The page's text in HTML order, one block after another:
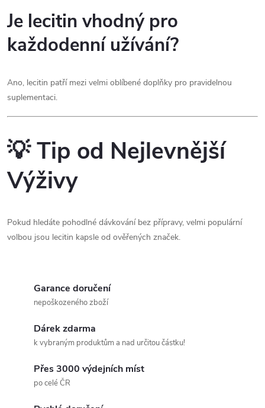
Je lecitin vhodný pro
každodenní užívání?
Ano, lecitin patří mezi velmi oblíbené doplňky pro pravidelnou
suplementaci.
💡 Tip od Nejlevnější
Výživy
Pokud hledáte pohodlné dávkování bez přípravy, velmi populární
volbou jsou lecitin kapsle od ověřených značek.
Garance doručení
nepoškozeného zboží
Dárek zdarma
k vybraným produktům a nad určitou částku!
Přes 3000 výdejních míst
po celé ČR